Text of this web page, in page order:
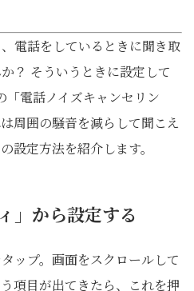
電話をしているときに聞き取
？ そういうときに設定して
電話ノイズキャンセリン
周囲の騒音を減らして聞こえ
設定方法を紹介します。
」から設定する
ップ。画面をスクロールして
項目が出てきたら、これを押